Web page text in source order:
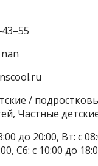
/
Частные
до 20:00, Вт: с
Сб: с 10:00 до